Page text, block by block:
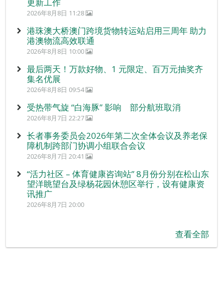
2026年8月8日 11:28
港珠澳大桥澳门跨境货物转运站启用三周年 助力
港澳物流高效联通
2026年8月8日 10:00
最后两天！万款好物、1 元限定、百万元抽奖齐
集名优展
2026年8月8日 09:54
受热带气旋 “白海豚” 影响 部分航班取消
2026年8月7日 22:27
长者事务委员会2026年第二次全体会议及养老保
障机制跨部门协调小组联合会议
2026年8月7日 20:41
“活力社区 – 体育健康咨询站” 8月份分别在松山东
望洋眺望台及绿杨花园休憩区举行，设有健康资
讯推广
2026年8月7日 20:00
查看全部